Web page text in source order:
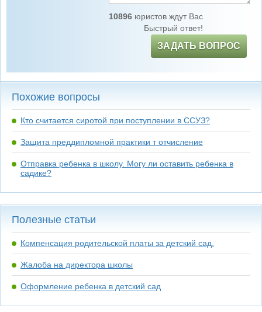
10896юристов ждут Вас
Быстрый ответ!
ЗАДАТЬ ВОПРОС
Похожие вопросы
Кто считается сиротой при поступлении в ССУЗ?
Защита преддипломной практики т отчисление
Отправка ребенка в школу. Могу ли оставить ребенка в
садике?
Полезные статьи
Компенсация родительской платы за детский сад.
Жалоба на директора школы
Оформление ребенка в детский сад